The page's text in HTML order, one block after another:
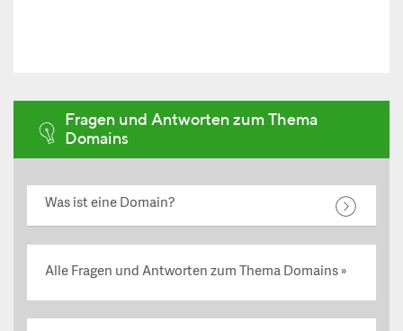
Fragen und Antworten zum Thema
Domains
Was ist eine Domain?
Alle Fragen und Antworten zum Thema Domains